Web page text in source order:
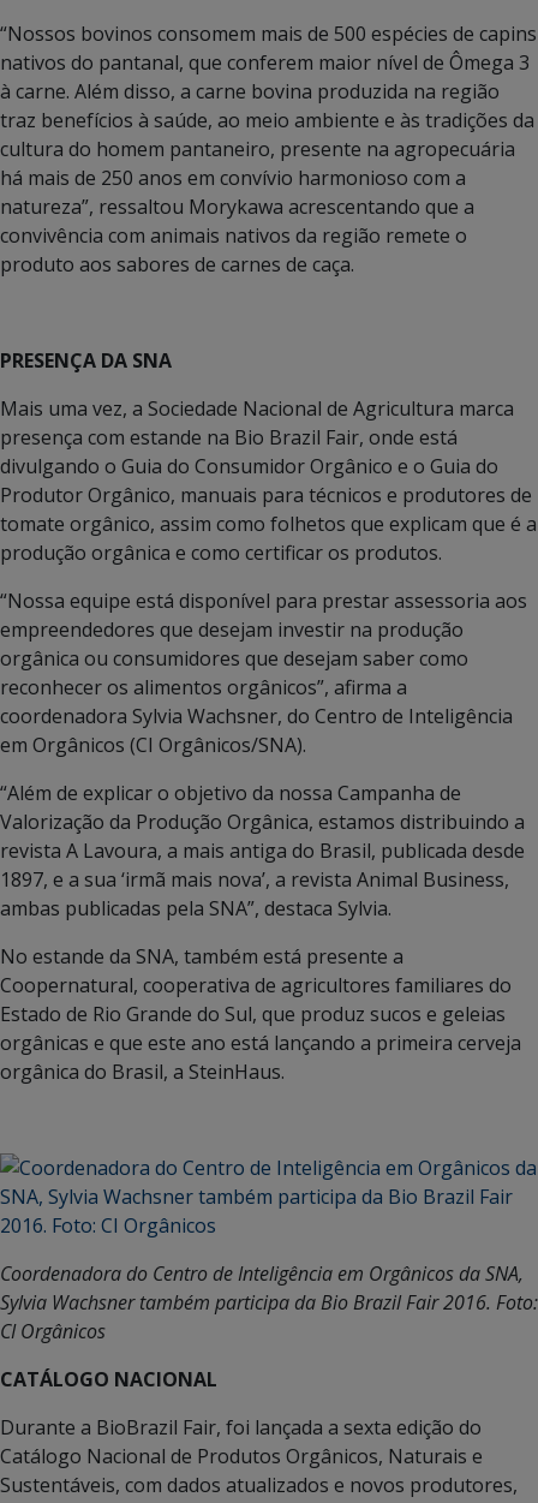
“Nossos bovinos consomem mais de 500 espécies de capins
nativos do pantanal, que conferem maior nível de Ômega 3
à carne. Além disso, a carne bovina produzida na região
traz benefícios à saúde, ao meio ambiente e às tradições da
cultura do homem pantaneiro, presente na agropecuária
há mais de 250 anos em convívio harmonioso com a
natureza”, ressaltou Morykawa acrescentando que a
convivência com animais nativos da região remete o
produto aos sabores de carnes de caça.
PRESENÇA DA SNA
Mais uma vez, a Sociedade Nacional de Agricultura marca
presença com estande na Bio Brazil Fair, onde está
divulgando o Guia do Consumidor Orgânico e o Guia do
Produtor Orgânico, manuais para técnicos e produtores de
tomate orgânico, assim como folhetos que explicam que é a
produção orgânica e como certificar os produtos.
“Nossa equipe está disponível para prestar assessoria aos
empreendedores que desejam investir na produção
orgânica ou consumidores que desejam saber como
reconhecer os alimentos orgânicos”, afirma a
coordenadora Sylvia Wachsner, do Centro de Inteligência
em Orgânicos (CI Orgânicos/SNA).
“Além de explicar o objetivo da nossa Campanha de
Valorização da Produção Orgânica, estamos distribuindo a
revista A Lavoura, a mais antiga do Brasil, publicada desde
1897, e a sua ‘irmã mais nova’, a revista Animal Business,
ambas publicadas pela SNA”, destaca Sylvia.
No estande da SNA, também está presente a
Coopernatural, cooperativa de agricultores familiares do
Estado de Rio Grande do Sul, que produz sucos e geleias
orgânicas e que este ano está lançando a primeira cerveja
orgânica do Brasil, a SteinHaus.
Coordenadora do Centro de Inteligência em Orgânicos da SNA,
Sylvia Wachsner também participa da Bio Brazil Fair 2016. Foto:
CI Orgânicos
CATÁLOGO NACIONAL
Durante a BioBrazil Fair, foi lançada a sexta edição do
Catálogo Nacional de Produtos Orgânicos, Naturais e
Sustentáveis, com dados atualizados e novos produtores,